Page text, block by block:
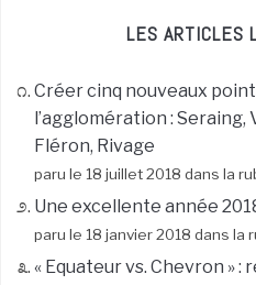
LES ARTICLES
Créer cinq nouveaux
l’agglomération : Seraing,
Fléron, Rivage
paru le 18 juillet 2018 dans la
Une excellente année
paru le 18 janvier 2018 dans la
« Equateur vs. Chevron »